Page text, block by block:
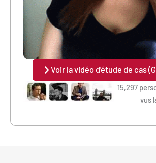
Voir la vidéo d'étude de cas
15,297
vus